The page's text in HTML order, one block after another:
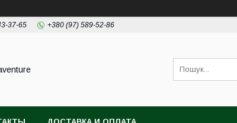
37-65 +380 (97) 589-52-86